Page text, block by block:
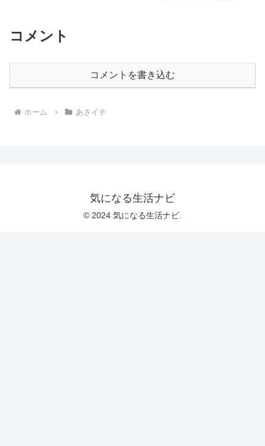
コメント
コメントを書き込む
ホーム あさイチ
気になる生活ナビ
© 2024 気になる生活ナビ.